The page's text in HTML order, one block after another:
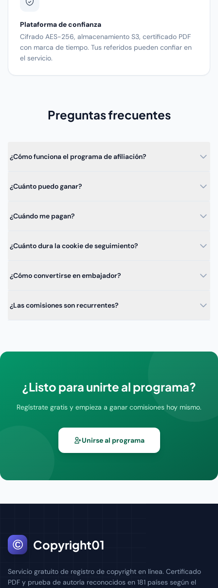
Plataforma de confianza
Cifrado AES-256, almacenamiento S3, certificado PDF
con marca de tiempo. Tus referidos pueden confiar en
el servicio.
Preguntas frecuentes
¿Cómo funciona el programa de afiliación?
¿Cuánto puedo ganar?
¿Cuándo me pagan?
¿Cuánto dura la cookie de seguimiento?
¿Cómo convertirse en embajador?
¿Las comisiones son recurrentes?
¿Listo para unirte al programa?
Regístrate gratis y empieza a ganar comisiones hoy mismo.
Unirse al programa
© Copyright01
Servicio gratuito de registro de copyright en línea. Certificado
PDF y prueba de autoría reconocidos en 181 países según el